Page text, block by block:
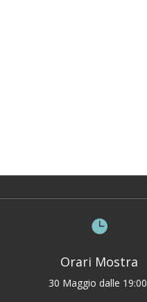

Orari Mostra
30 Maggio dalle 19:00